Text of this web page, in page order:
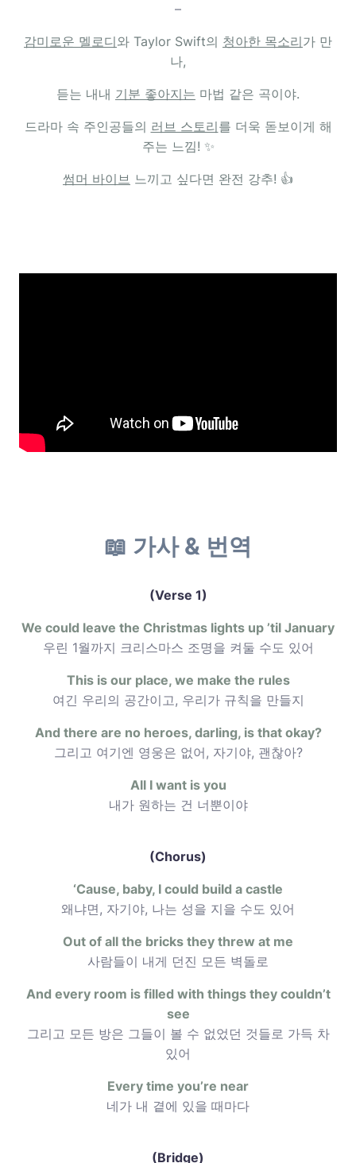
–
감미로운 멜로디와 Taylor Swift의 청아한 목소리가 만
나,
듣는 내내 기분 좋아지는 마법 같은 곡이야.
드라마 속 주인공들의 러브 스토리를 더욱 돋보이게 해
주는 느낌! ✨
썸머 바이브 느끼고 싶다면 완전 강추! 👍
📖 가사 & 번역
(Verse 1)
We could leave the Christmas lights up ’til January
우린 1월까지 크리스마스 조명을 켜둘 수도 있어
This is our place, we make the rules
여긴 우리의 공간이고, 우리가 규칙을 만들지
And there are no heroes, darling, is that okay?
그리고 여기엔 영웅은 없어, 자기야, 괜찮아?
All I want is you
내가 원하는 건 너뿐이야
(Chorus)
‘Cause, baby, I could build a castle
왜냐면, 자기야, 나는 성을 지을 수도 있어
Out of all the bricks they threw at me
사람들이 내게 던진 모든 벽돌로
And every room is filled with things they couldn’t
see
그리고 모든 방은 그들이 볼 수 없었던 것들로 가득 차
있어
Every time you’re near
네가 내 곁에 있을 때마다
(Bridge)